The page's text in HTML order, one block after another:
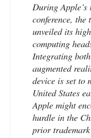
Reaffirm
Non-
Stance
With
During Apple’s
conference,
unveiled its
computing
Integrating
augmented
device is set to
United States
Apple might
hurdle in the
prior